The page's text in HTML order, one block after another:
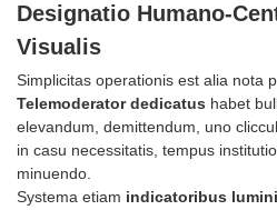
Designatio Humano-
Visualis
Simplicitas operationis est alia nota
Telemoderator dedicatus habet
elevandum, demittendum, uno
in casu necessitatis, tempus
minuendo.
Systema etiam indicatoribus